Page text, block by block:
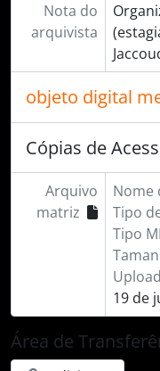
Nota do
arquivista
objeto digital
Cópias de
Arquivo
matriz
Nome
Tipo
Tipo
19 de
Área de